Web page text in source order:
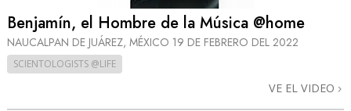
Benjamín, el Hombre de la Música @home
NAUCALPAN DE JUÁREZ, MÉXICO 19 DE FEBRERO DEL 2022
SCIENTOLOGISTS @LIFE
VE EL VIDEO